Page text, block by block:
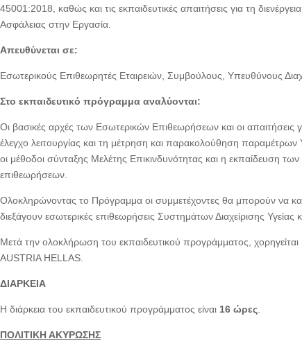
45001:2018, καθώς και τις εκπαιδευτικές απαιτήσεις για τη
Ασφάλειας στην Εργασία.
Απευθύνεται σε:
Εσωτερικούς Επιθεωρητές Εταιρειών, Συμβούλους, Υπευθύνους
Στο εκπαιδευτικό πρόγραμμα αναλύονται:
Οι βασικές αρχές των Εσωτερικών Επιθεωρήσεων και οι
έλεγχο λειτουργίας και τη μέτρηση και παρακολούθηση παραμέτρων
οι μέθοδοι σύνταξης Μελέτης Επικινδυνότητας και η εκπαίδευση
επιθεωρήσεων.
Ολοκληρώνοντας το Πρόγραμμα οι συμμετέχοντες θα μπορούν να
διεξάγουν εσωτερικές επιθεωρήσεις Συστημάτων Διαχείρισης Υγείας
Μετά την ολοκλήρωση του εκπαιδευτικού προγράμματος,
AUSTRIA HELLAS.
ΔΙΑΡΚΕΙΑ
Η διάρκεια του εκπαιδευτικού προγράμματος είναι 16 ώρες
ΠΟΛΙΤΙΚΗ ΑΚΥΡΩΣΗΣ